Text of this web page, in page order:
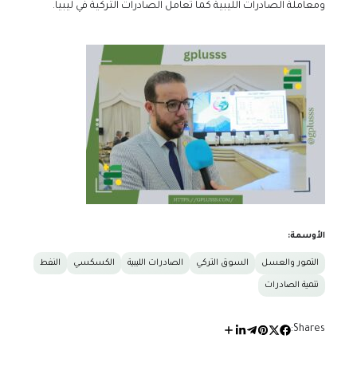
ومعاملة الصادرات الليبية كما تعامل الصادرات التركية في ليبيا.
الأوسمة:
التمور والعسل السوق التركي الصادرات الليبية الكسكسي النفط
تنمية الصادرات
Shares: